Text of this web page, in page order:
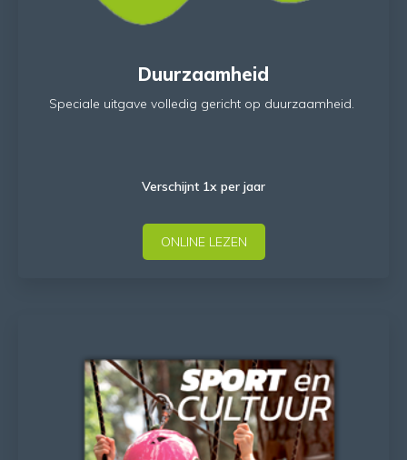
Duurzaamheid
Speciale uitgave volledig gericht op duurzaamheid.
Verschijnt 1x per jaar
ONLINE LEZEN